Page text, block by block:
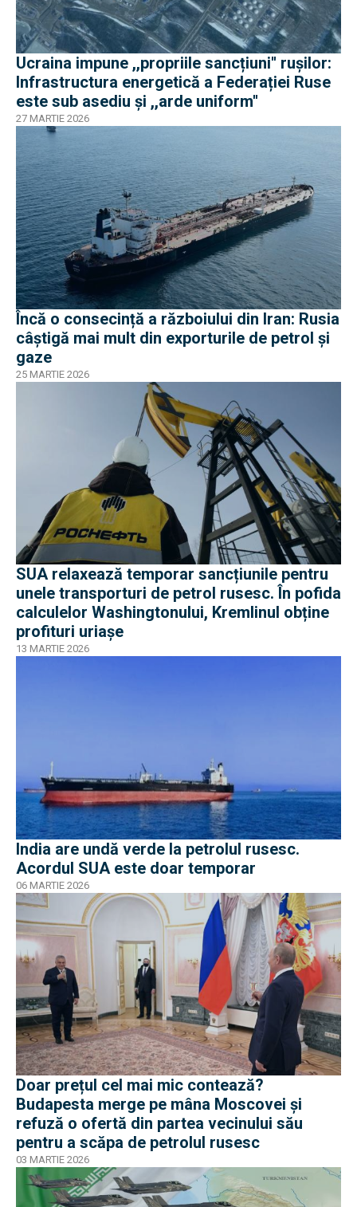
Ucraina impune ,,propriile sancțiuni'' ruşilor:
Infrastructura energetică a Federației Ruse
este sub asediu şi ,,arde uniform''
27 MARTIE 2026
Încă o consecință a războiului din Iran: Rusia
câștigă mai mult din exporturile de petrol și
gaze
25 MARTIE 2026
SUA relaxează temporar sancțiunile pentru
unele transporturi de petrol rusesc. În pofida
calculelor Washingtonului, Kremlinul obține
profituri uriașe
13 MARTIE 2026
India are undă verde la petrolul rusesc.
Acordul SUA este doar temporar
06 MARTIE 2026
Doar prețul cel mai mic contează?
Budapesta merge pe mâna Moscovei și
refuză o ofertă din partea vecinului său
pentru a scăpa de petrolul rusesc
03 MARTIE 2026